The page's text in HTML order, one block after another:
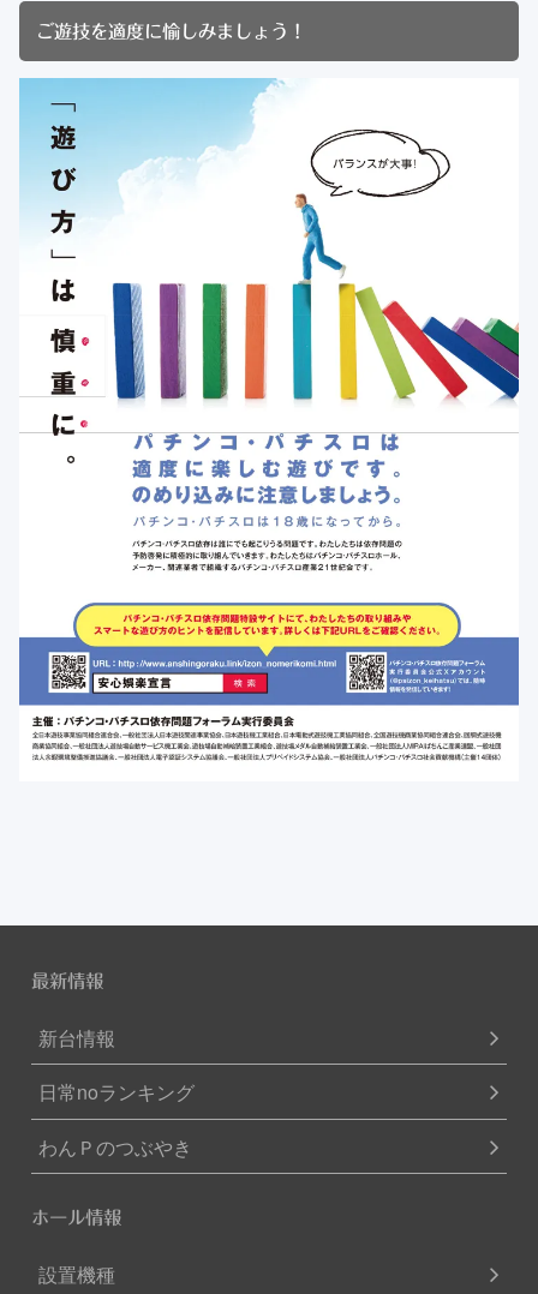
ご遊技を適度に愉しみましょう！
最新情報
新台情報
日常noランキング
わんＰのつぶやき
ホール情報
設置機種